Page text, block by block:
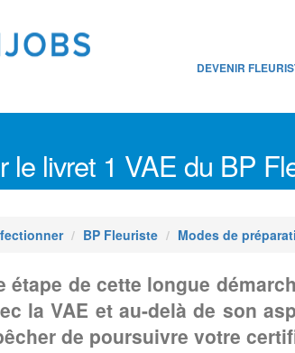
DEVENIR
le livret 1 VAE du BP
BP Fleuriste Modes de
étape de cette longue
la VAE et au-delà de son
de poursuivre votre